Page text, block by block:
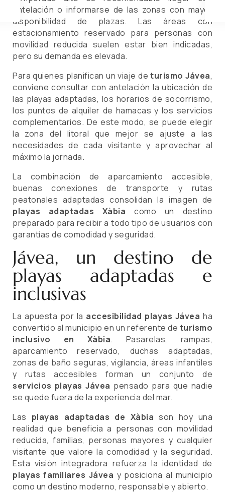
antelación o informarse de las zonas con mayor
disponibilidad de plazas. Las áreas con
estacionamiento reservado para personas con
movilidad reducida suelen estar bien indicadas,
pero su demanda es elevada.
Para quienes planifican un viaje deturismo Jávea,
conviene consultar con antelación la ubicación de
las playas adaptadas, los horarios de socorrismo,
los puntos de alquiler de hamacas y los servicios
complementarios. De este modo, se puede elegir
la zona del litoral que mejor se ajuste a las
necesidades de cada visitante y aprovechar al
máximo la jornada.
La combinación de aparcamiento accesible,
buenas conexiones de transporte y rutas
peatonales adaptadas consolidan la imagen de
playas adaptadas Xàbia como un destino
preparado para recibir a todo tipo de usuarios con
garantías de comodidad y seguridad.
Jávea, un destino de
playas adaptadas e
inclusivas
La apuesta por la accesibilidad playas Jávea ha
convertido al municipio en un referente de turismo
inclusivo en Xàbia. Pasarelas, rampas,
aparcamiento reservado, duchas adaptadas,
zonas de baño seguras, vigilancia, áreas infantiles
y rutas accesibles forman un conjunto de
servicios playas Jávea pensado para que nadie
se quede fuera de la experiencia del mar.
Las playas adaptadas de Xàbia son hoy una
realidad que beneficia a personas con movilidad
reducida, familias, personas mayores y cualquier
visitante que valore la comodidad y la seguridad.
Esta visión integradora refuerza la identidad de
playas familiares Jávea y posiciona al municipio
como un destino moderno, responsable y abierto.